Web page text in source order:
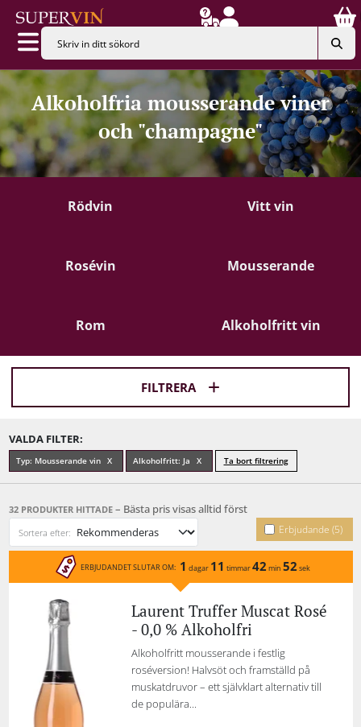
Alkoholfria mousserande viner
och "champagne"
Rödvin Vitt vin
Rosévin Mousserande
Rom Alkoholfritt vin
FILTRERA
VALDA FILTER:
Typ: Mousserande vin Alkoholfritt: Ja Ta bort filtrering
32 PRODUKTER HITTADE – Bästa pris visas alltid först
Erbjudande (5)
Sortera efter:
ERBJUDANDET SLUTAR OM: 1 dagar 11 timmar42 min 52 sek
Laurent Truffer Muscat Rosé
- 0,0 % Alkoholfri
Alkoholfritt mousserande i festlig
roséversion! Halvsöt och framställd på
muskatdruvor – ett självklart alternativ till
de populära...